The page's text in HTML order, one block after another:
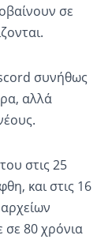
σε
συνήθως
αλλά
στις 25
και στις 16
σε 80 χρόνια